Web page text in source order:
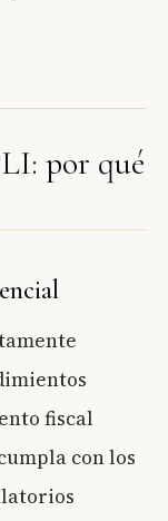
por qué
fiscal
con los